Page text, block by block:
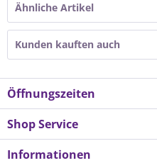
Ähnliche Artikel
Kunden kauften auch
Öffnungszeiten
Shop Service
Informationen